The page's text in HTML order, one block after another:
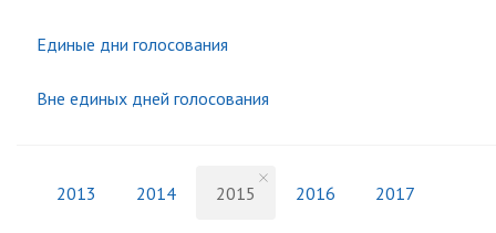
Единые дни голосования
Вне единых дней голосования
2013 2014 2015 2016 2017